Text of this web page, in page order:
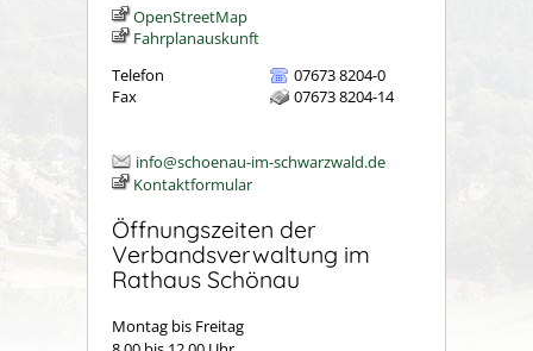
OpenStreetMap
Fahrplanauskunft
Telefon
07673 8204-0
Fax
07673 8204-14
info@schoenau-im-schwarzwald.de
Kontaktformular
Öffnungszeiten der
Verbandsverwaltung im
Rathaus Schönau
Montag bis Freitag